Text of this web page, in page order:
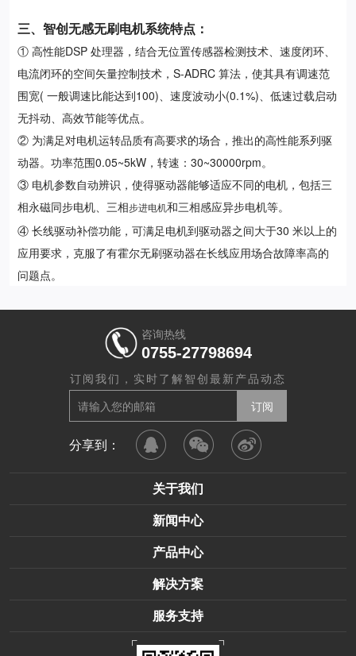
三、智创无感无刷电机系统特点：
① 高性能DSP 处理器，结合无位置传感器检测技术、速度闭环、
电流闭环的空间矢量控制技术，S-ADRC 算法，使其具有调速范
围宽( 一般调速比能达到100)、速度波动小(0.1%)、低速过载启动
无抖动、高效节能等优点。
② 为满足对电机运转品质有高要求的场合，推出的高性能系列驱
动器。功率范围0.05~5kW，转速：30~30000rpm。
③ 电机参数自动辨识，使得驱动器能够适应不同的电机，包括三
相永磁同步电机、三相步进电机和三相感应异步电机等。
④ 长线驱动补偿功能，可满足电机到驱动器之间大于30 米以上的
应用要求，克服了有霍尔无刷驱动器在长线应用场合故障率高的
问题点。
咨询热线
0755-27798694
订阅我们，实时了解智创最新产品动态
分享到：
关于我们
新闻中心
产品中心
解决方案
服务支持